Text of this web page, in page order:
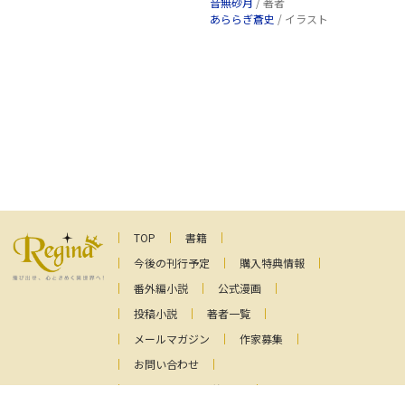
あららぎ蒼史 / イラスト
TOP
書籍
今後の刊行予定
購入特典情報
番外編小説
公式漫画
投稿小説
著者一覧
メールマガジン
作家募集
お問い合わせ
ファンレターの送り先